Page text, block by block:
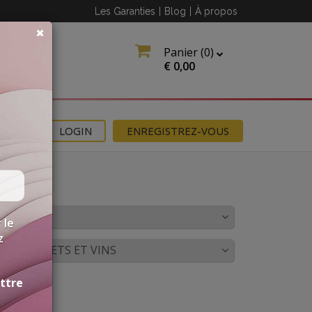
Les Garanties Blog À propos
Panier (0)
€ 0,00
ENREGISTREZ-VOUS
LOGIN
METS ET VINS
le